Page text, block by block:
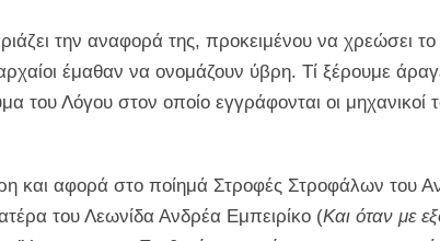
την αναφορά της, προκειμένου να χρεώσει το
έμαθαν να ονομάζουν ύβρη. Τί ξέρουμε
του Λόγου στον οποίο εγγράφονται οι μηχανικοί
και αφορά στο ποίημά Στροφές Στροφάλων του
του Λεωνίδα Ανδρέα Εμπειρίκο (Και όταν με